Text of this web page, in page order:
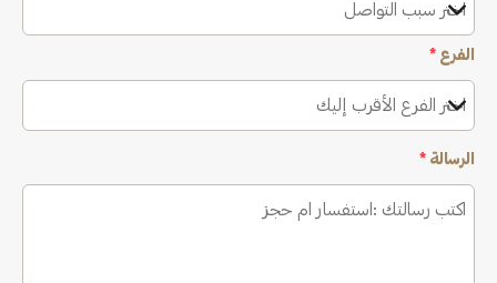
اختر سبب التواصل
الفرع *
اختر الفرع الأقرب إليك
الرسالة *